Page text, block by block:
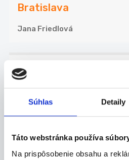
Súhlas Detaily
Táto webstránka používa
Na prispôsobenie obsahu a
Bratislava
Jana Friedlová
Náborár/
maďarčinou -
Dunajská Streda
21 Consult Group s.r.o.